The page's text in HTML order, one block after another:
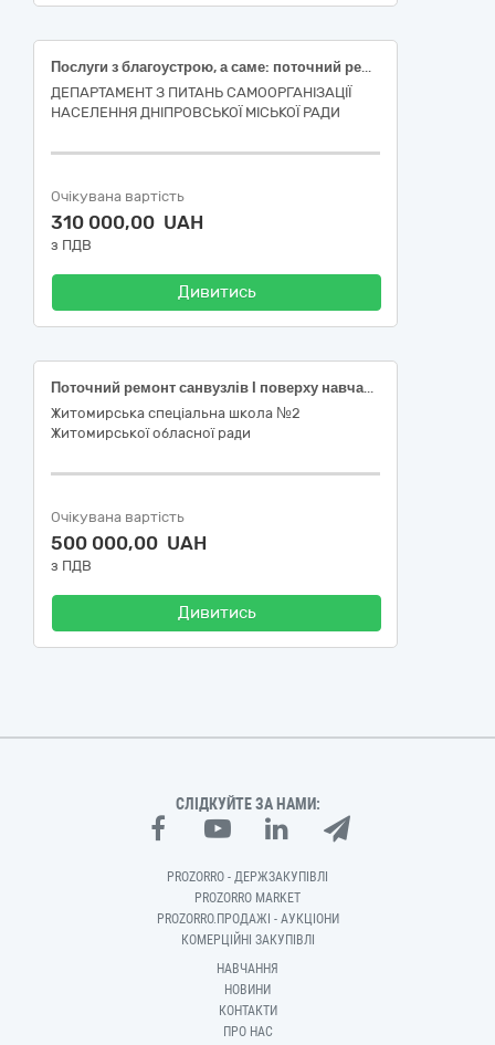
Послуги з благоустрою, а саме: пoтoчний ремонт майданчика з установкою огорожі для контейнерів з відхoдами в районі будинку за адресою: м. Дніпрo, вул. Галини Мазепи, буд. 77
ДЕПАРТАМЕНТ З ПИТАНЬ САМООРГАНІЗАЦІЇ
НАСЕЛЕННЯ ДНІПРОВСЬКОЇ МІСЬКОЇ РАДИ
Очікувана вартість
310 000,00 UAH
з ПДВ
Дивитись
Поточний ремонт санвузлів І поверху навчального корпусу Житомирської спеціальної школи №2 Житомирської обласної ради, за адресою: 10017, м.Житомир, проїзд професора Арциховського,8
Житомирська спеціальна школа №2
Житомирської обласної ради
Очікувана вартість
500 000,00 UAH
з ПДВ
Дивитись
СЛІДКУЙТЕ ЗА НАМИ:
PROZORRO - ДЕРЖЗАКУПІВЛІ
PROZORRO MARKET
PROZORRO.ПРОДАЖІ - АУКЦІОНИ
КОМЕРЦІЙНІ ЗАКУПІВЛІ
НАВЧАННЯ
НОВИНИ
КОНТАКТИ
ПРО НАС